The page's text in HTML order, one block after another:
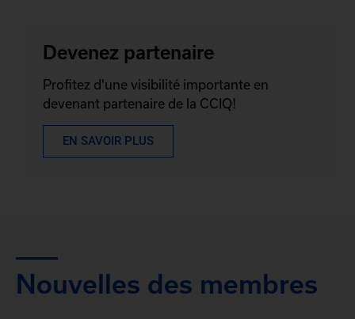
Devenez partenaire
Profitez d'une visibilité importante en
devenant partenaire de la CCIQ!
EN SAVOIR PLUS
Nouvelles des membres